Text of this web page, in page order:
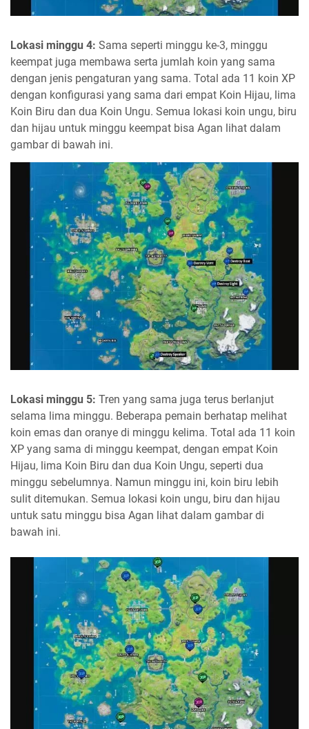
Lokasi minggu 4: Sama seperti minggu ke-3, minggu
keempat juga membawa serta jumlah koin yang sama
dengan jenis pengaturan yang sama. Total ada 11 koin XP
dengan konfigurasi yang sama dari empat Koin Hijau, lima
Koin Biru dan dua Koin Ungu. Semua lokasi koin ungu, biru
dan hijau untuk minggu keempat bisa Agan lihat dalam
gambar di bawah ini.
Lokasi minggu 5: Tren yang sama juga terus berlanjut
selama lima minggu. Beberapa pemain berhatap melihat
koin emas dan oranye di minggu kelima. Total ada 11 koin
XP yang sama di minggu keempat, dengan empat Koin
Hijau, lima Koin Biru dan dua Koin Ungu, seperti dua
minggu sebelumnya. Namun minggu ini, koin biru lebih
sulit ditemukan. Semua lokasi koin ungu, biru dan hijau
untuk satu minggu bisa Agan lihat dalam gambar di
bawah ini.